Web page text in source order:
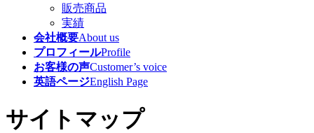
販売商品
実績
会社概要About us
プロフィールProfile
お客様の声Customer’s voice
英語ページEnglish Page
サイトマップ